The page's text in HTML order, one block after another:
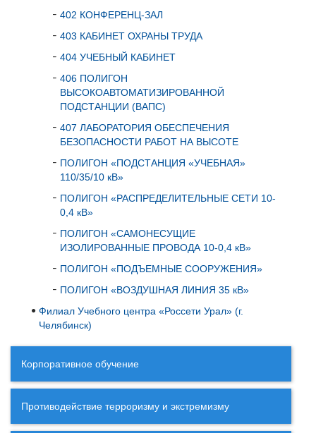
402 КОНФЕРЕНЦ-ЗАЛ
403 КАБИНЕТ ОХРАНЫ ТРУДА
404 УЧЕБНЫЙ КАБИНЕТ
406 ПОЛИГОН
ВЫСОКОАВТОМАТИЗИРОВАННОЙ
ПОДСТАНЦИИ (ВАПС)
407 ЛАБОРАТОРИЯ ОБЕСПЕЧЕНИЯ
БЕЗОПАСНОСТИ РАБОТ НА ВЫСОТЕ
ПОЛИГОН «ПОДСТАНЦИЯ «УЧЕБНАЯ»
110/35/10 кВ»
ПОЛИГОН «РАСПРЕДЕЛИТЕЛЬНЫЕ СЕТИ 10-
0,4 кВ»
ПОЛИГОН «САМОНЕСУЩИЕ
ИЗОЛИРОВАННЫЕ ПРОВОДА 10-0,4 кВ»
ПОЛИГОН «ПОДЪЕМНЫЕ СООРУЖЕНИЯ»
ПОЛИГОН «ВОЗДУШНАЯ ЛИНИЯ 35 кВ»
Филиал Учебного центра «Россети Урал» (г.
Челябинск)
Корпоративное обучение
Противодействие терроризму и экстремизму